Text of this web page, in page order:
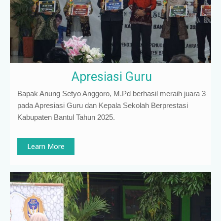
Apresiasi Guru
Bapak Anung Setyo Anggoro, M.Pd berhasil meraih juara 3
pada Apresiasi Guru dan Kepala Sekolah Berprestasi
Kabupaten Bantul Tahun 2025.
Learn More